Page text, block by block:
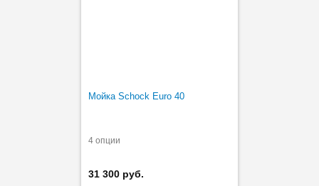
Мойка Schock Euro 40
4 опции
31 300 руб.